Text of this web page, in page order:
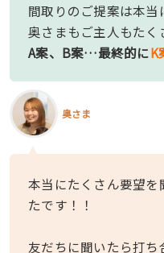
間取りのご提案は本
奥さまもご主人もたく
A案、B案…最終的にK
奥さま
本当にたくさん要望を
たです！！
友だちに聞いたら打